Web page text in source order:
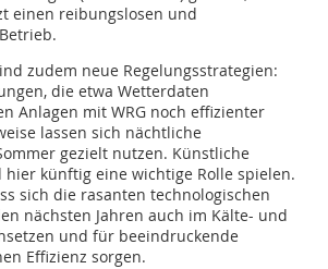
einen reibungslosen und
zudem neue Regelungsstrategien:
die etwa Wetterdaten
Anlagen mit WRG noch effizienter
lassen sich nächtliche
gezielt nutzen. Künstliche
hier künftig eine wichtige Rolle spielen.
sich die rasanten technologischen
nächsten Jahren auch im Kälte- und
und für beeindruckende
Effizienz sorgen.